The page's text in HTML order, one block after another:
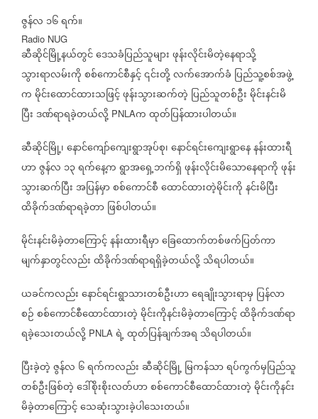
ဇွန်လ ၁၆ရက်။
Radio NUG
ဆီဆိုင်မြို့နယ်တွင်ဒေသခံပြည်သူများဖုန်းလိုင်းမိတဲ့နေရာသို့
သွားရာလမ်းကိုစစ်ကောင်စီနှင့်၎င်းတို့လက်အောက်ခံ ပြည်သူ့စစ်အဖွဲ့
ကမိုင်းထောင်ထားသဖြင့်ဖုန်းသွားဆက်တဲ့ ပြည်သူတစ်ဦးမိုင်းနင်းမိ
ပြီးဒဏ်ရာရခဲ့တယ်လို့ PNLAကထုတ်ပြန်ထားပါတယ်။
ဆီဆိုင်မြို့၊နောင်ကျော်ကျေးရွာအုပ်စု၊နောင်ရင်းကျေးရွာနေနန်းထားရီ
ဟာဇွန်လ ၁၃ရက်နေ့ကရွာအရှေ့ဘက်ရှိဖုန်းလိုင်းမိသောနေရာကိုဖုန်း
သွားဆက်ပြီးအပြန်မှာစစ်ကောင်စီထောင်ထားတဲ့မိုင်းကိုနင်းမိပြီး
ထိခိုက်ဒဏ်ရာရခဲ့တာဖြစ်ပါတယ်။
မိုင်းနင်းမိခဲ့တာကြောင့်နန်းထားရီမှာခြေထောက်တစ်ဖက်ပြတ်ကာ
မျက်နှာတွင်လည်းထိခိုက်ဒဏ်ရာရရှိခဲ့တယ်လို့သိရပါတယ်။
ယခင်ကလည်းနောင်ရင်းရွာသားတစ်ဦးဟာရေချိုးသွားရာမှ ပြန်လာ
စဉ်စစ်ကောင်စီထောင်ထားတဲ့မိုင်းကိုနင်းမိခဲ့တာကြောင့်ထိခိုက်ဒဏ်ရာ
ရခဲ့သေးတယ်လို့ PNLA ရဲ့ထုတ်ပြန်ချက်အရ သိရပါတယ်။
ပြီးခဲ့တဲ့ဇွန်လ ၆ရက်ကလည်းဆီဆိုင်မြို့မြကန်သာရပ်ကွက်မှပြည်သူ
တစ်ဦးဖြစ်တဲ့ဒေါ်စိုးစိုးလတ်ဟာစစ်ကောင်စီထောင်ထားတဲ့မိုင်းကိုနင်း
မိခဲ့တာကြောင့်သေဆုံးသွားခဲ့ပါသေးတယ်။